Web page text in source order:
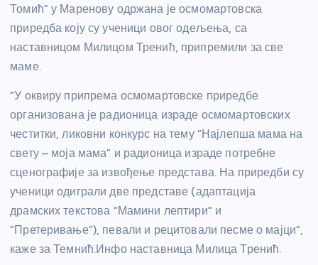
Томић” у Маренову одржана је осмомартовска
приредба коју су ученици овог одељења, са
наставницом Милицом Тренић, припремили за све
маме.
“У оквиру припрема осмомартовске приредбе
организована је радионица израде осмомартовских
честитки, ликовни конкурс на тему “Најлепша мама на
свету – моја мама” и радионица израде потребне
сценографије за извођење представа. На приредби су
ученици одиграли две представе (адаптација
драмских текстова “Мамини лептири” и
“Претеривање”), певали и рецитовали песме о мајци”,
каже за Темнић.Инфо наставница Милица Тренић.